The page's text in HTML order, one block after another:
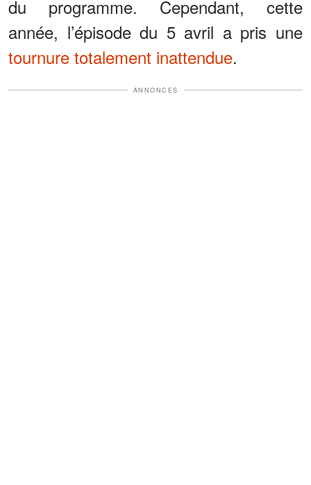
du programme. Cependant, cette
année, l’épisode du 5 avril a pris une
tournure totalement inattendue.
ANNONCES